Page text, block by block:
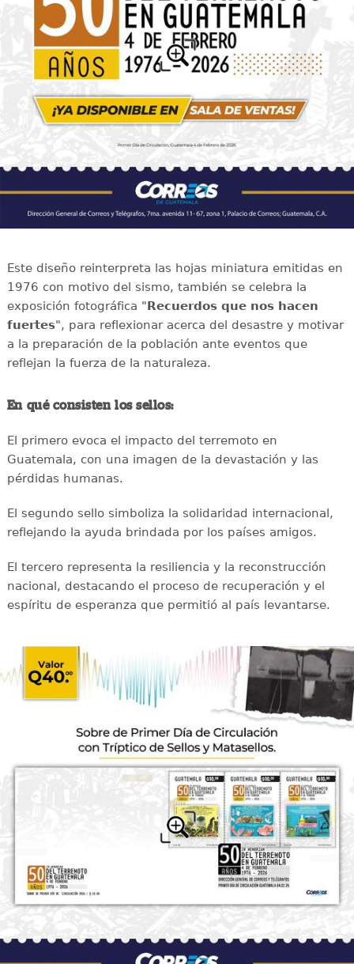
Este diseño reinterpreta las hojas miniatura emitidas en
1976 con motivo del sismo, también se celebra la
exposición fotográfica "Recuerdos que nos hacen
fuertes", para reflexionar acerca del desastre y motivar
a la preparación de la población ante eventos que
reflejan la fuerza de la naturaleza.
En qué consisten los sellos:
El primero evoca el impacto del terremoto en
Guatemala, con una imagen de la devastación y las
pérdidas humanas.
El segundo sello simboliza la solidaridad internacional,
reflejando la ayuda brindada por los países amigos.
El tercero representa la resiliencia y la reconstrucción
nacional, destacando el proceso de recuperación y el
espíritu de esperanza que permitió al país levantarse.